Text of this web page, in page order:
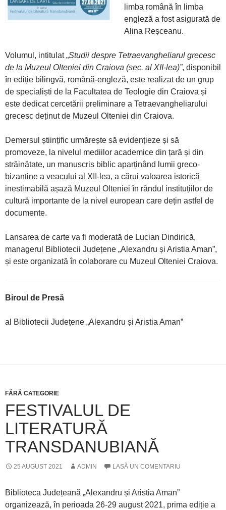
limba română în limba
engleză a fost asigurată de
Alina Reșceanu.
Volumul, intitulat „Studii despre Tetraevangheliarul grecesc
de la Muzeul Olteniei din Craiova (sec. al XII-lea)”, disponibil
în ediție bilingvă, română-engleză, este realizat de un grup
de specialiști de la Facultatea de Teologie din Craiova și
este dedicat cercetării preliminare a Tetraevangheliarului
grecesc deținut de Muzeul Olteniei din Craiova.
Demersul științific urmărește să evidențieze și să
promoveze, la nivelul mediilor academice din țară și din
străinătate, un manuscris biblic aparținând lumii greco-
bizantine a veacului al XII-lea, a cărui valoarea istorică
inestimabilă așază Muzeul Olteniei în rândul instituțiilor de
cultură importante de la nivel european care dețin astfel de
documente.
Lansarea de carte va fi moderată de Lucian Dindirică,
managerul Bibliotecii Județene „Alexandru și Aristia Aman”,
și este organizată în colaborare cu Muzeul Olteniei Craiova.
Biroul de Presă
al Bibliotecii Județene „Alexandru și Aristia Aman”
FĂRĂ CATEGORIE
FESTIVALUL DE
LITERATURĂ
TRANSDANUBIANĂ
25 AUGUST 2021 ADMIN LASĂ UN COMENTARIU
Biblioteca Județeană „Alexandru și Aristia Aman”
organizează, în perioada 26-29 august 2021, prima ediție a